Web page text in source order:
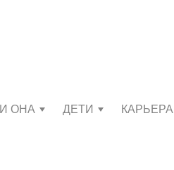
ОНА ДЕТИ КАРЬЕРА